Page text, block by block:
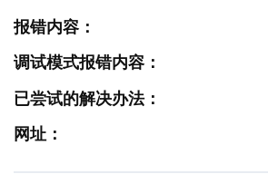
报错内容：
调试模式报错内容：
已尝试的解决办法：
网址：